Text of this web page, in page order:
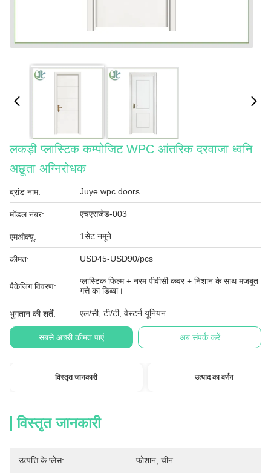
लकड़ी प्लास्टिक कम्पोजिट WPC आंतरिक दरवाजा ध्वनि
अछूता अग्निरोधक
ब्रांड नाम: Juye wpc doors
मॉडल नंबर: एचएसजेड-003
एमओक्यू: 1सेट नमूने
कीमत: USD45-USD90/pcs
पैकेजिंग विवरण:
प्लास्टिक फिल्म + नरम पीवीसी कवर + निशान के साथ मजबूत
गत्ते का डिब्बा।
भुगतान की शर्तें: एल/सी, टी/टी, वेस्टर्न यूनियन
सबसे अच्छी कीमत पाएं अब संपर्क करें
विस्तृत जानकारी उत्पाद का वर्णन
विस्तृत जानकारी
उत्पत्ति के प्लेस: फोशान, चीन